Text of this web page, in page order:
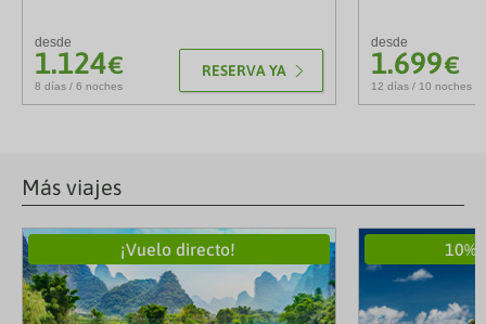
desde
1.124€
8 días / 6 noches
RESERVA YA
desde
1.699€
12 días / 10 noches
Más viajes
¡Vuelo directo! 10%